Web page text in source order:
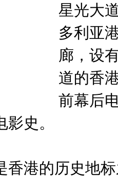
星光大
多利亚
廊，设
道的香
前幕后
史。
香港的历史地